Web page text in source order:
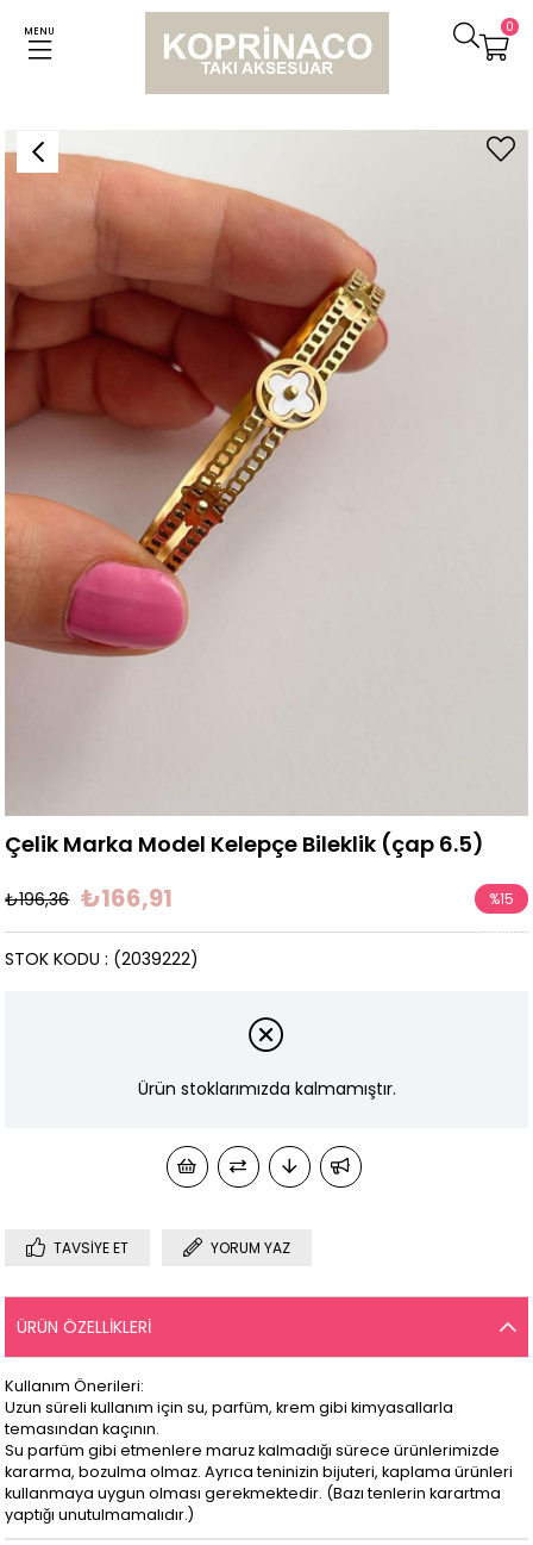
MENU 0
Bileklikler Çelik Marka Model Kelepçe Bileklik (çap 6.5)
Çelik Marka Model Kelepçe Bileklik (çap 6.5)
₺196,36 ₺166,91 %15
İndirim
(2039222)
STOK KODU
Ürün stoklarımızda kalmamıştır.
TAVSIYE ET YORUM YAZ
ÜRÜN ÖZELLIKLERI
Kullanım Önerileri:
Uzun süreli kullanım için su, parfüm, krem gibi kimyasallarla
temasından kaçının.
Su parfüm gibi etmenlere maruz kalmadığı sürece ürünlerimizde
kararma, bozulma olmaz. Ayrıca teninizin bijuteri, kaplama ürünleri
kullanmaya uygun olması gerekmektedir. (Bazı tenlerin karartma
yaptığı unutulmamalıdır.)